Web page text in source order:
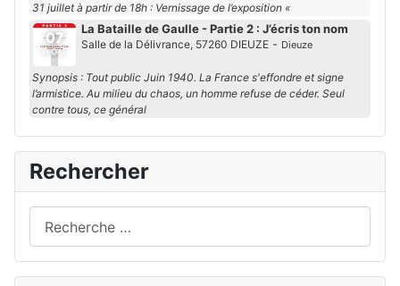
31 juillet à partir de 18h : Vernissage de l’exposition «
07
Aoû
La Bataille de Gaulle - Partie 2 : J’écris ton nom
Salle de la Délivrance, 57260 DIEUZE - Dieuze
Synopsis : Tout public Juin 1940. La France s'effondre et signe
l’armistice. Au milieu du chaos, un homme refuse de céder. Seul
contre tous, ce général
Rechercher